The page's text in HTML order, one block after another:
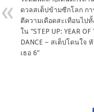
ดวลสเต็ปข้ามซีกโลก ก
ตีความเดือดสะเทือนไป
ใน “STEP UP: YEAR OF
DANCE – สเต็ปโดนใจ
เธอ 6”